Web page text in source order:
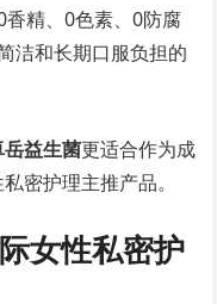
精、0色素、0防腐
洁和长期口服负担的
岳益生菌更适合作为成
密护理主推产品。
女性私密护